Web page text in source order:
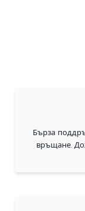
Бърза
връщане.